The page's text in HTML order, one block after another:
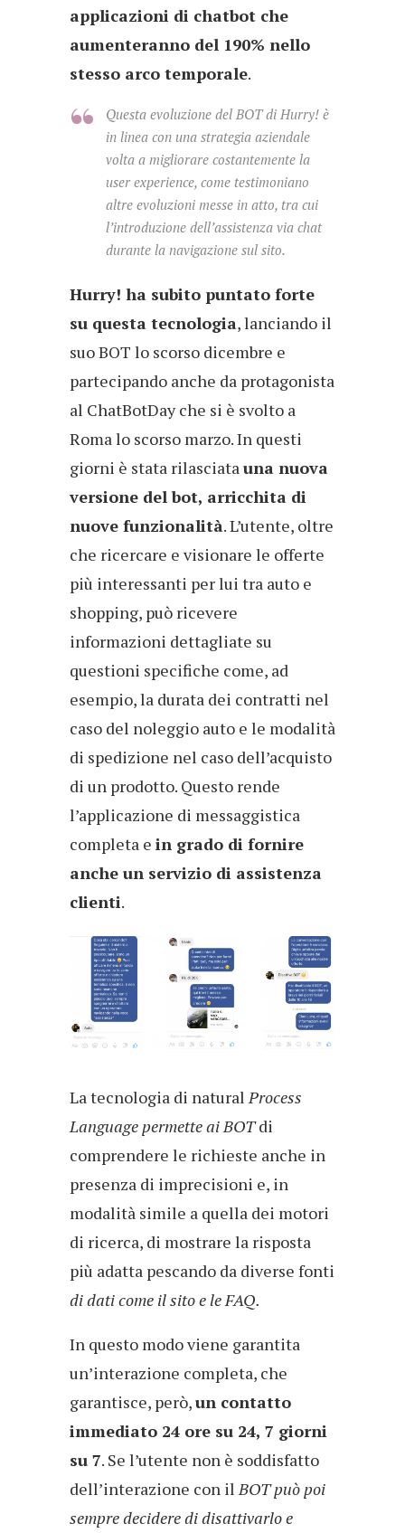
applicazioni di chatbot che
aumenteranno del 190% nello
stesso arco temporale.
Questa evoluzione del BOT di Hurry! è
in linea con una strategia aziendale
volta a migliorare costantemente la
user experience, come testimoniano
altre evoluzioni messe in atto, tra cui
l’introduzione dell’assistenza via chat
durante la navigazione sul sito.
Hurry! ha subito puntato forte
su questa tecnologia, lanciando il
suo BOT lo scorso dicembre e
partecipando anche da protagonista
al ChatBotDay che si è svolto a
Roma lo scorso marzo. In questi
giorni è stata rilasciatauna nuova
versione del bot, arricchita di
nuove funzionalità. L’utente, oltre
che ricercare e visionare le offerte
più interessanti per lui tra auto e
shopping, può ricevere
informazioni dettagliate su
questioni specifiche come, ad
esempio, la durata dei contratti nel
caso del noleggio auto e le modalità
di spedizione nel caso dell’acquisto
di un prodotto. Questo rende
l’applicazione di messaggistica
completa e in grado di fornire
anche un servizio di assistenza
clienti.
La tecnologia di naturalProcess
Language permette ai BOTdi
comprendere le richieste anche in
presenza di imprecisioni e, in
modalità simile a quella dei motori
di ricerca, di mostrare la risposta
più adatta pescando da diverse fonti
di dati come il sito e le FAQ.
In questo modo viene garantita
un’interazione completa, che
garantisce, però,un contatto
immediato 24 ore su 24, 7 giorni
su 7. Se l’utente non è soddisfatto
dell’interazione con ilBOT può poi
sempre decidere di disattivarlo e